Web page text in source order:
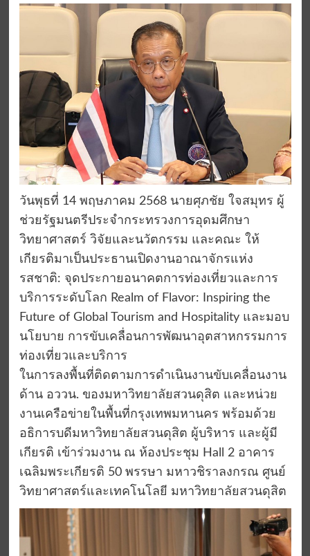
วันพุธที่ 14 พฤษภาคม 2568 นายศุภชัย ใจสมุทร ผู้
ช่วยรัฐมนตรีประจำกระทรวงการอุดมศึกษา
วิทยาศาสตร์ วิจัยและนวัตกรรม และคณะ ให้
เกียรติมาเป็นประธานเปิดงานอาณาจักรแห่ง
รสชาติ: จุดประกายอนาคตการท่องเที่ยวและการ
บริการระดับโลก Realm of Flavor: Inspiring the
Future of Global Tourism and Hospitality และมอบ
นโยบาย การขับเคลื่อนการพัฒนาอุตสาหกรรมการ
ท่องเที่ยวและบริการ
ในการลงพื้นที่ติดตามการดำเนินงานขับเคลื่อนงาน
ด้าน อววน. ของมหาวิทยาลัยสวนดุสิต และหน่วย
งานเครือข่ายในพื้นที่กรุงเทพมหานคร พร้อมด้วย
อธิการบดีมหาวิทยาลัยสวนดุสิต ผู้บริหาร และผู้มี
เกียรติ เข้าร่วมงาน ณ ห้องประชุม Hall 2 อาคาร
เฉลิมพระเกียรติ 50 พรรษา มหาวชิราลงกรณ ศูนย์
วิทยาศาสตร์และเทคโนโลยี มหาวิทยาลัยสวนดุสิต